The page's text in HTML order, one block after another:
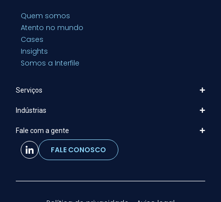
Quem somos
Atento no mundo
Cases
Insights
Somos a Interfile
Serviços
Indústrias
Fale com a gente
FALE CONOSCO